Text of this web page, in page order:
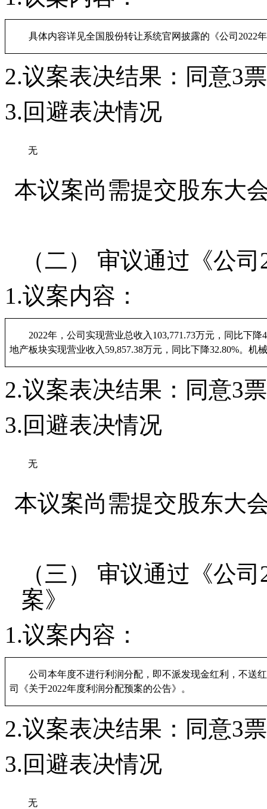
具体内容详见全国股份转让系统官网披露的《公司 2022
2.议案表决结果： 同意3
3.回避表决情况
无
本议案尚需提交股东大
（二） 审议通过 《公司
1.议案内容 ：
2022年，公司实现营业总收入 103,771.73万元，同比下降
地产板块实现营业收入 59,857.38万元，同比下降32.80%。机
2.议案表决结果： 同意3
3.回避表决情况
无
本议案尚需提交股东大
（三） 审议通过 《公司
案》
1.议案内容 ：
公司本年度不进行利润分配，即不派发现金红利，不送
司《关于2022年度利润分配预案的公告》。
2.议案表决结果： 同意3
3.回避表决情况
无